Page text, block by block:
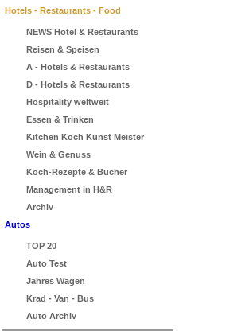
Hotels - Restaurants - Food
NEWS Hotel & Restaurants
Reisen & Speisen
A - Hotels & Restaurants
D - Hotels & Restaurants
Hospitality weltweit
Essen & Trinken
Kitchen Koch Kunst Meister
Wein & Genuss
Koch-Rezepte & Bücher
Management in H&R
Archiv
Autos
TOP 20
Auto Test
Jahres Wagen
Krad - Van - Bus
Auto Archiv